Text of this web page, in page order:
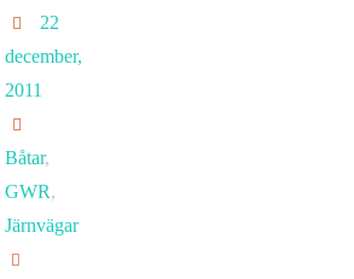
22
december,
2011
Båtar,
GWR,
Järnvägar